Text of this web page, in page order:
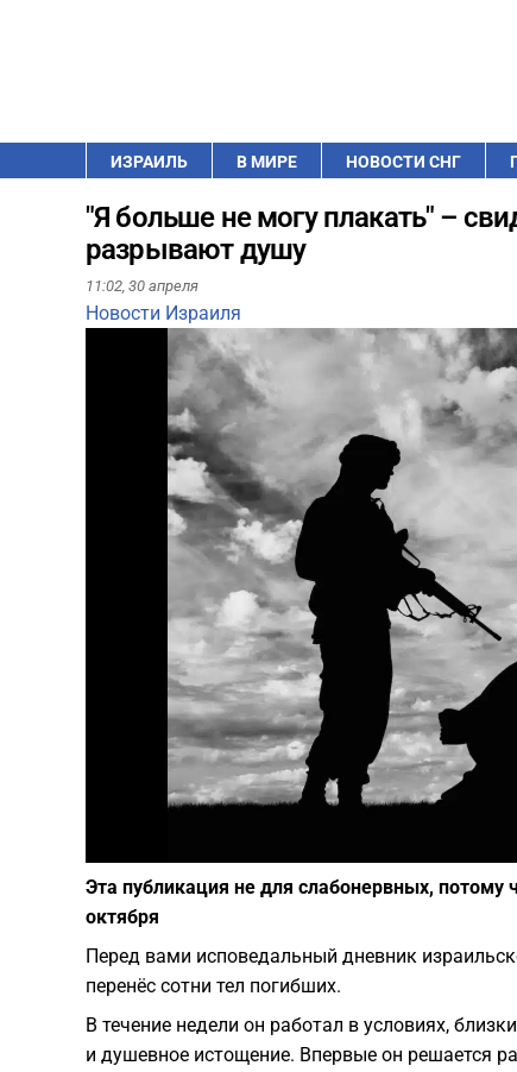
ИЗРАИЛЬ В МИРЕ НОВОСТИ СНГ
"Я больше не могу плакать" –
разрывают душу
11:02, 30 апреля
Новости Израиля
Эта публикация не для слабонервных, потому
октября
Перед вами исповедальный дневник
перенёс сотни тел погибших.
В течение недели он работал в условиях,
и душевное истощение. Впервые он решается